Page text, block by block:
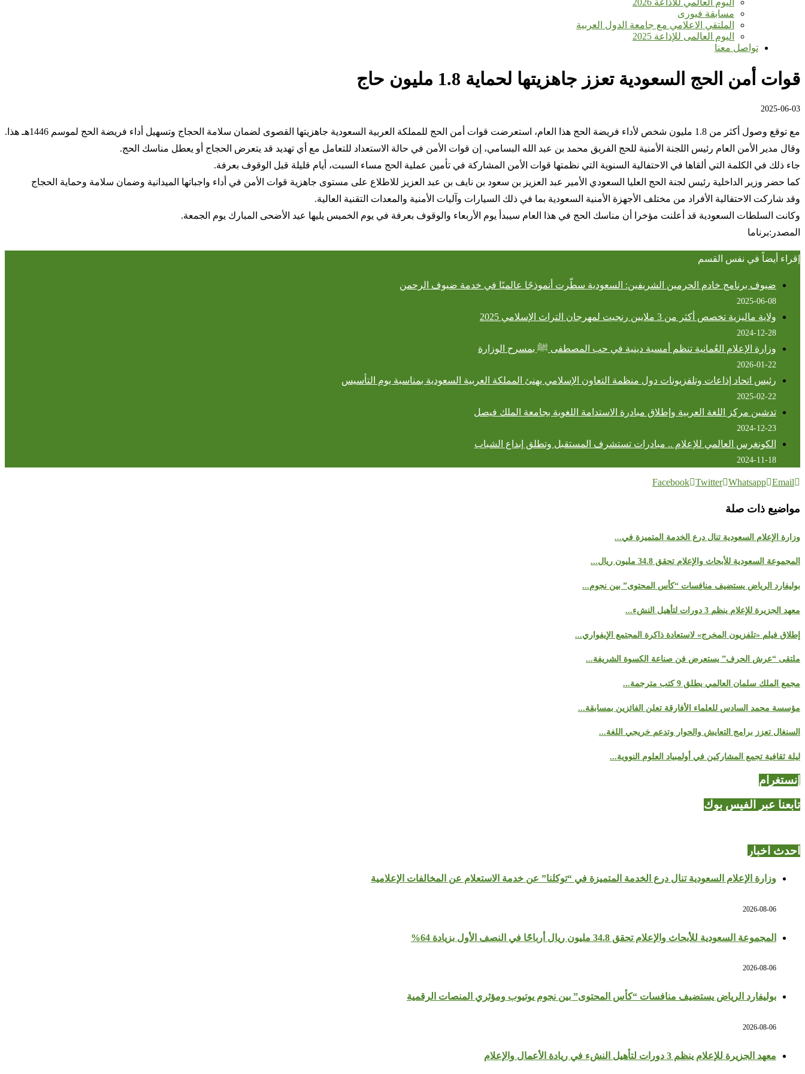
اليوم العالمي للأذاعة 2026
مسابقة فيورى
الملتقي الاعلامي مع جامعة الدول العربية
اليوم العالمى للإذاعة 2025
تواصل معنا
قوات أمن الحج السعودية تعزز جاهزيتها لحماية 1.8 مليون حاج
2025-06-03
مع توقع وصول أكثر من 1.8 مليون شخص لأداء فريضة الحج هذا العام، استعرضت قوات أمن الحج للمملكة العربية السعودية جاهزيتها القصوى لضمان سلامة الحجاج وتسهيل أداء فريضة الحج لموسم 1446هـ هذا.
وقال مدير الأمن العام رئيس اللجنة الأمنية للحج الفريق محمد بن عبد الله البسامي، إن قوات الأمن في حالة الاستعداد للتعامل مع أي تهديد قد يتعرض الحجاج أو يعطل مناسك الحج.
جاء ذلك في الكلمة التي ألقاها في الاحتفالية السنوية التي نظمتها قوات الأمن المشاركة في تأمين عملية الحج مساء السبت، أيام قليلة قبل الوقوف بعرفة.
كما حضر وزير الداخلية رئيس لجنة الحج العليا السعودي الأمير عبد العزيز بن سعود بن نايف بن عبد العزيز للاطلاع على مستوى جاهزية قوات الأمن في أداء واجباتها الميدانية وضمان سلامة وحماية الحجاج
وقد شاركت الاحتفالية الأفراد من مختلف الأجهزة الأمنية السعودية بما في ذلك السيارات وآليات الأمنية والمعدات التقنية العالية.
وكانت السلطات السعودية قد أعلنت مؤخرا أن مناسك الحج في هذا العام سيبدأ يوم الأربعاء والوقوف بعرفة في يوم الخميس يليها عيد الأضحى المبارك يوم الجمعة.
المصدر:برناما
إقراء أيضاً في نفس القسم
ضيوف برنامج خادم الحرمين الشريفين: السعودية سطّرت أنموذجًا عالميًا في خدمة ضيوف الرحمن
2025-06-08
ولاية ماليزية تخصص أكثر من 3 ملايين رنجيت لمهرجان التراث الإسلامي 2025
2024-12-28
وزارة الإعلام العُمانية تنظم أمسية دينية في حب المصطفى ﷺ بمسرح الوزارة
2026-01-22
رئيس اتحاد إذاعات وتلفزيونات دول منظمة التعاون الإسلامي يهنئ المملكة العربية السعودية بمناسبة يوم التأسيس
2025-02-22
تدشين مركز اللغة العربية وإطلاق مبادرة الاستدامة اللغوية بجامعة الملك فيصل
2024-12-23
الكونغرس العالمي للإعلام .. مبادرات تستشرف المستقبل وتطلق إبداع الشباب
2024-11-18
Facebook Twitter Whatsapp Email
مواضيع ذات صلة
وزارة الإعلام السعودية تنال درع الخدمة المتميزة في...
المجموعة السعودية للأبحاث والإعلام تحقق 34.8 مليون ريال...
بوليفارد الرياض يستضيف منافسات “كأس المحتوى” بين نجوم...
معهد الجزيرة للإعلام ينظم 3 دورات لتأهيل النشء...
إطلاق فيلم «تلفزيون المخرج» لاستعادة ذاكرة المجتمع الإيفواري...
ملتقى “عرش الحرف” يستعرض فن صناعة الكسوة الشريفة...
مجمع الملك سلمان العالمي يطلق 9 كتب مترجمة...
مؤسسة محمد السادس للعلماء الأفارقة تعلن الفائزين بمسابقة...
السنغال تعزز برامج التعايش والحوار وتدعم خريجي اللغة...
ليلة ثقافية تجمع المشاركين في أولمبياد العلوم النووية...
إنستغرام
تابعنا عبر الفيس بوك
احدث اخبار
وزارة الإعلام السعودية تنال درع الخدمة المتميزة في “توكلنا” عن خدمة الاستعلام عن المخالفات الإعلامية
2026-08-06
المجموعة السعودية للأبحاث والإعلام تحقق 34.8 مليون ريال أرباحًا في النصف الأول بزيادة 64%
2026-08-06
بوليفارد الرياض يستضيف منافسات “كأس المحتوى” بين نجوم يوتيوب ومؤثري المنصات الرقمية
2026-08-06
معهد الجزيرة للإعلام ينظم 3 دورات لتأهيل النشء في ريادة الأعمال والإعلام